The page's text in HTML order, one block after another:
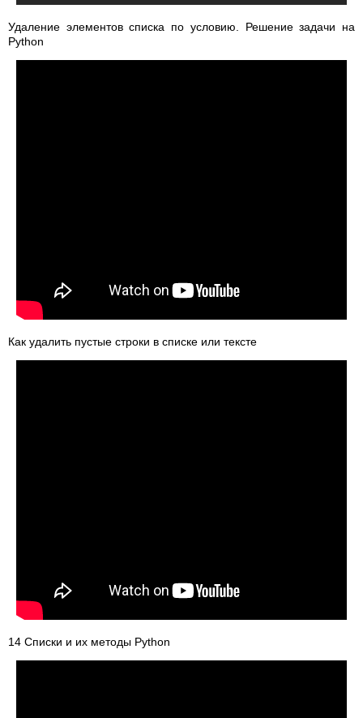
Удаление элементов списка по условию. Решение задачи на
Python
Как удалить пустые строки в списке или тексте
14 Списки и их методы Python